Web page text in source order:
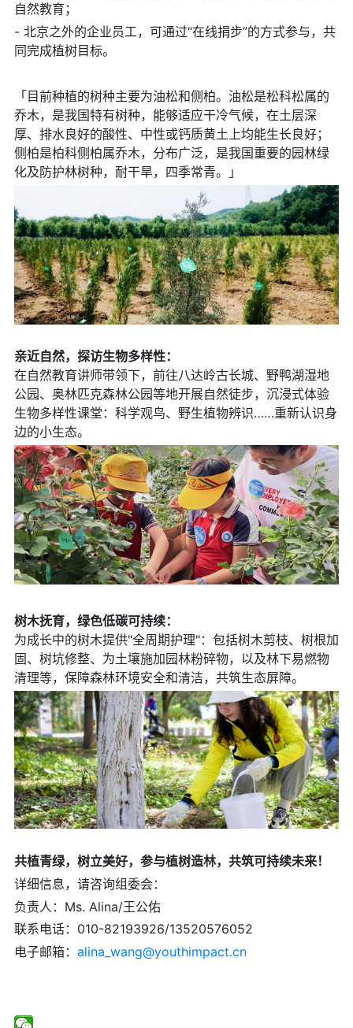
自然教育；
- 北京之外的企业员工，可通过“在线捐步”的方式参与，共
同完成植树目标。
「目前种植的树种主要为油松和侧柏。油松是松科松属的
乔木，是我国特有树种，能够适应干冷气候，在土层深
厚、排水良好的酸性、中性或钙质黄土上均能生长良好；
侧柏是柏科侧柏属乔木，分布广泛，是我国重要的园林绿
化及防护林树种，耐干旱，四季常青。」
亲近自然，探访生物多样性：
在自然教育讲师带领下，前往八达岭古长城、野鸭湖湿地
公园、奥林匹克森林公园等地开展自然徒步，沉浸式体验
生物多样性课堂：科学观鸟、野生植物辨识……重新认识身
边的小生态。
树木抚育，绿色低碳可持续：
为成长中的树木提供"全周期护理"：包括树木剪枝、树根加
固、树坑修整、为土壤施加园林粉碎物，以及林下易燃物
清理等，保障森林环境安全和清洁，共筑生态屏障。
共植青绿，树立美好，参与植树造林，共筑可持续未来！
详细信息，请咨询组委会：
负责人：Ms. Alina/王公佑
联系电话：010-82193926/13520576052
电子邮箱： alina_wang@youthimpact.cn